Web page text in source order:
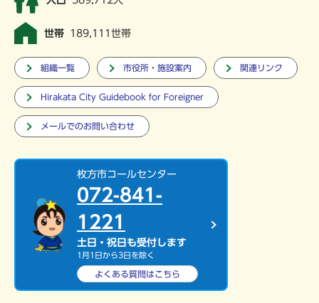
世帯 189,111世帯
組織一覧 市役所・施設案内 関連リンク
Hirakata City Guidebook for Foreigner
メールでのお問い合わせ
枚方市コールセンター
072-841-
1221
土日・祝日も受付します
1月1日から3日を除く
よくある質問はこちら